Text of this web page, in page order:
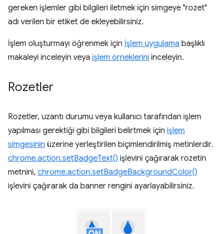
gereken işlemler gibi bilgileri iletmek için simgeye "rozet"
adı verilen bir etiket de ekleyebilirsiniz.
İşlem oluşturmayı öğrenmek için İşlem uygulama başlıklı
makaleyi inceleyin veya işlem örneklerini inceleyin.
Rozetler
Rozetler, uzantı durumu veya kullanıcı tarafından işlem
yapılması gerektiği gibi bilgileri belirtmek için işlem
simgesinin üzerine yerleştirilen biçimlendirilmiş metinlerdir.
chrome.action.setBadgeText() işlevini çağırarak rozetin
metnini, chrome.action.setBadgeBackgroundColor()
işlevini çağırarak da banner rengini ayarlayabilirsiniz.